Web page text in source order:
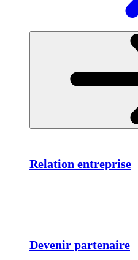
Relation entreprise
Devenir partenaire